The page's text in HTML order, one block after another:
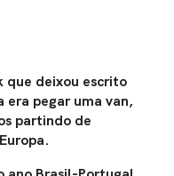
que deixou escrito
era pegar uma van,
partindo de